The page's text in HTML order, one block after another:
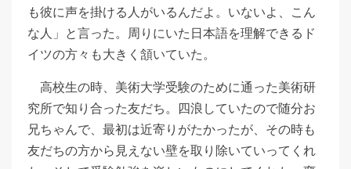
も彼に声を掛ける人がいるんだよ。いないよ、こん
な人」と言った。周りにいた日本語を理解できるド
イツの方々も大きく頷いていた。
高校生の時、美術大学受験のために通った美術研
究所で知り合った友だち。四浪していたので随分お
兄ちゃんで、最初は近寄りがたかったが、その時も
友だちの方から見えない壁を取り除いていってくれ